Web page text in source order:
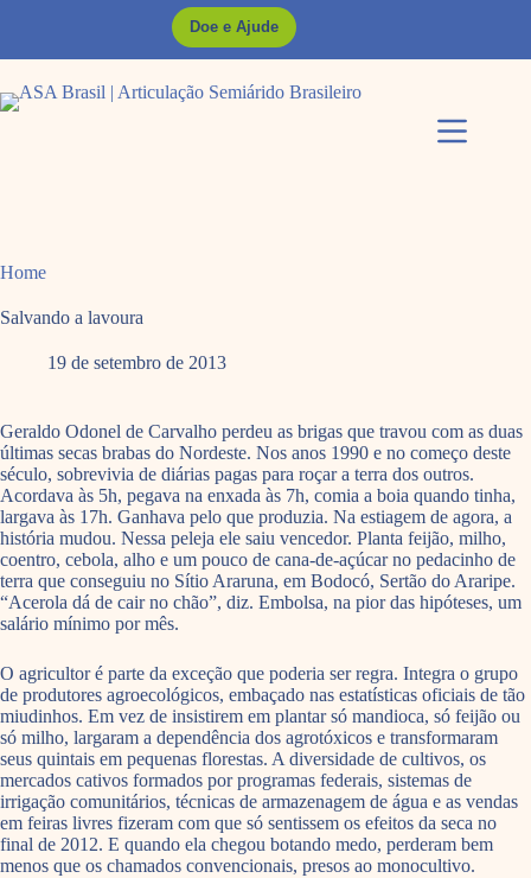
Doe e Ajude
Home
Salvando a lavoura
19 de setembro de 2013
Geraldo Odonel de Carvalho perdeu as brigas que travou com as duas
últimas secas brabas do Nordeste. Nos anos 1990 e no começo deste
século, sobrevivia de diárias pagas para roçar a terra dos outros.
Acordava às 5h, pegava na enxada às 7h, comia a boia quando tinha,
largava às 17h. Ganhava pelo que produzia. Na estiagem de agora, a
história mudou. Nessa peleja ele saiu vencedor. Planta feijão, milho,
coentro, cebola, alho e um pouco de cana-de-açúcar no pedacinho de
terra que conseguiu no Sítio Araruna, em Bodocó, Sertão do Araripe.
“Acerola dá de cair no chão”, diz. Embolsa, na pior das hipóteses, um
salário mínimo por mês.
O agricultor é parte da exceção que poderia ser regra. Integra o grupo
de produtores agroecológicos, embaçado nas estatísticas oficiais de tão
miudinhos. Em vez de insistirem em plantar só mandioca, só feijão ou
só milho, largaram a dependência dos agrotóxicos e transformaram
seus quintais em pequenas florestas. A diversidade de cultivos, os
mercados cativos formados por programas federais, sistemas de
irrigação comunitários, técnicas de armazenagem de água e as vendas
em feiras livres fizeram com que só sentissem os efeitos da seca no
final de 2012. E quando ela chegou botando medo, perderam bem
menos que os chamados convencionais, presos ao monocultivo.